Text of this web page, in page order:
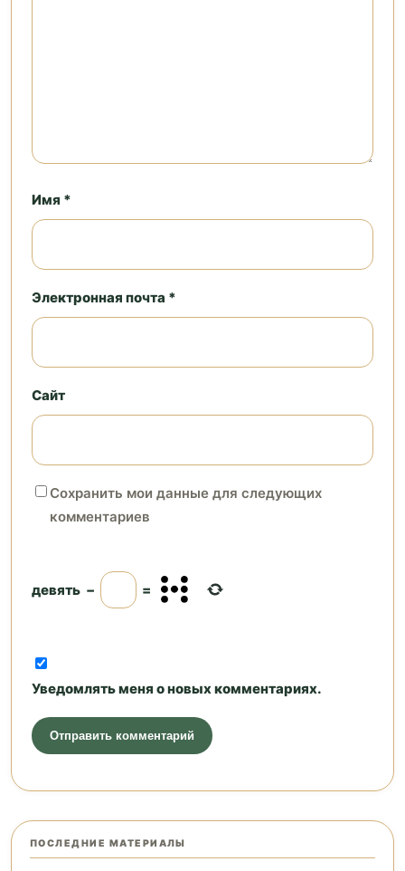
Имя *
Электронная почта *
Сайт
Сохранить мои данные для следующих
комментариев
девять − =
Уведомлять меня о новых комментариях.
ПОСЛЕДНИЕ МАТЕРИАЛЫ